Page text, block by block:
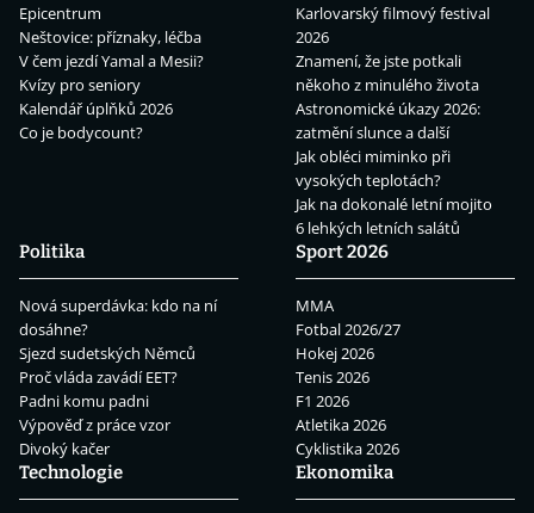
Epicentrum
Neštovice: příznaky, léčba
V čem jezdí Yamal a Mesii?
Kvízy pro seniory
Kalendář úplňků 2026
Co je bodycount?
Karlovarský filmový festival
2026
Znamení, že jste potkali
někoho z minulého života
Astronomické úkazy 2026:
zatmění slunce a další
Jak obléci miminko při
vysokých teplotách?
Jak na dokonalé letní mojito
6 lehkých letních salátů
Politika
Nová superdávka: kdo na ní
dosáhne?
Sjezd sudetských Němců
Proč vláda zavádí EET?
Padni komu padni
Výpověď z práce vzor
Divoký kačer
Sport 2026
MMA
Fotbal 2026/27
Hokej 2026
Tenis 2026
F1 2026
Atletika 2026
Cyklistika 2026
Technologie
Ekonomika